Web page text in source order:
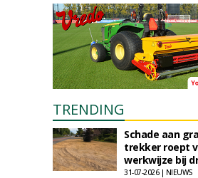
TRENDING
Schade aan
trekker roept
werkwijze bij
31-07-2026 | NIEUWS